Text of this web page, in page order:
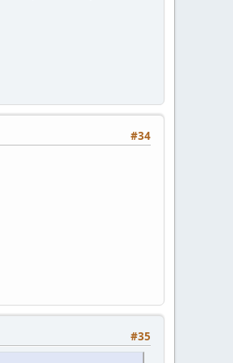
#34
#35